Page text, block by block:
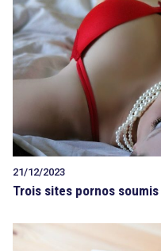
Tout sur le
Rechercher
21/12/2023
Trois sites pornos soumis